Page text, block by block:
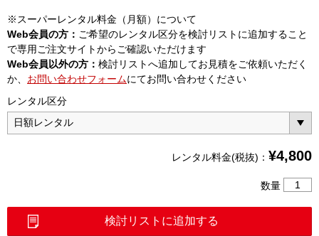
※スーパーレンタル料金（月額）について
Web会員の方： ご希望のレンタル区分を検討リストに追加すること
で専用ご注文サイトからご確認いただけます
Web会員以外の方： 検討リストへ追加してお見積をご依頼いただく
か、 お問い合わせフォームにてお問い合わせください
レンタル区分
レンタル料金(税抜)： ¥4,800
数量
検討リストに追加する